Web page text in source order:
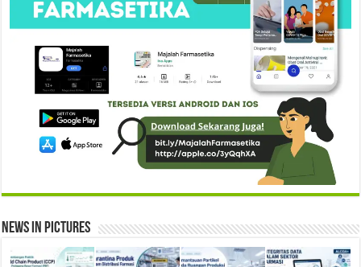
News in Pictures